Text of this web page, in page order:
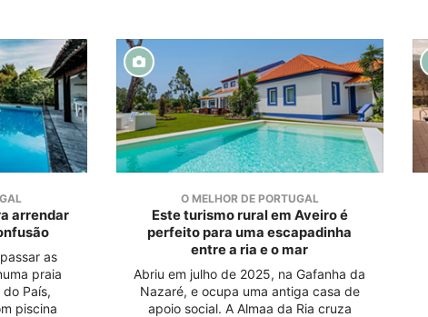
arrendar
as
praia
País,
piscina
O MELHOR DE PORTUGAL
Este turismo rural em Aveiro é
perfeito para uma escapadinha
entre a ria e o mar
Abriu em julho de 2025, na Gafanha da
Nazaré, e ocupa uma antiga casa de
apoio social. A Almaa da Ria cruza